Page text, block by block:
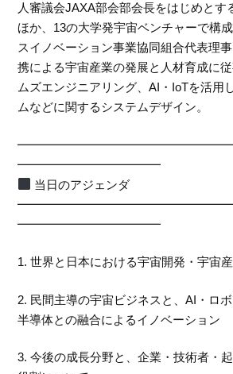
人審議会JAXA部会部会長をはじめとす
ほか、13の大学発宇宙ベンチャーで構
スイノベーション事業協同組合代表理
携による宇宙産業の発展と人材育成に
ムズエンジニアリング、AI・IoTを活用
ムなどに関するシステムデザイン。
━━━━━━━━━━━━
当日のアジェンダ
━━━━━━━━━━━━
1. 世界と日本における宇宙開発・宇宙
2. 民間主導の宇宙ビジネスと、AI・ロ
半導体との融合によるイノベーション
3. 今後の成長分野と、企業・技術者・